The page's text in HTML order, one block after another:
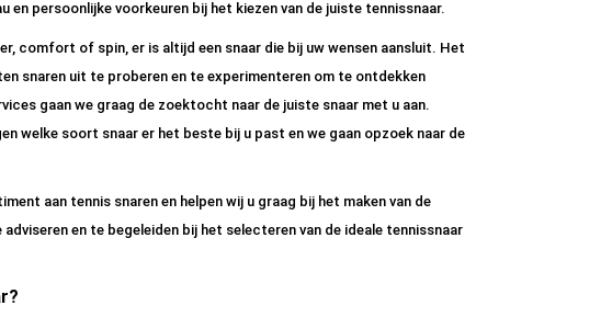
en persoonlijke voorkeuren bij het kiezen van de juiste tennissnaar.
comfort of spin, er is altijd een snaar die bij uw wensen aansluit. Het
snaren uit te proberen en te experimenteren om te ontdekken
gaan we graag de zoektocht naar de juiste snaar met u aan.
welke soort snaar er het beste bij u past en we gaan opzoek naar de
aan tennis snaren en helpen wij u graag bij het maken van de
en te begeleiden bij het selecteren van de ideale tennissnaar